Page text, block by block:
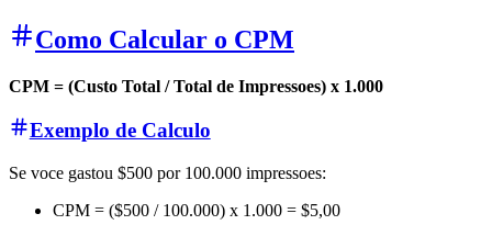
Como Calcular o CPM
CPM = (Custo Total / Total de Impressoes) x 1.000
Exemplo de Calculo
Se voce gastou $500 por 100.000 impressoes:
CPM = ($500 / 100.000) x 1.000 = $5,00